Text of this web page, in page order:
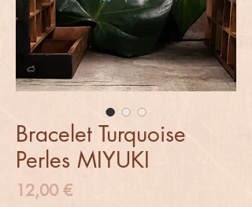
Bracelet Turquoise
Perles MIYUKI
12,00 €Prix